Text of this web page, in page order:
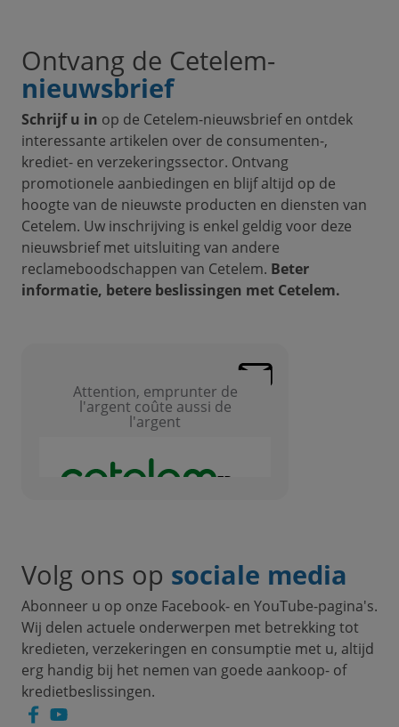
Ontvang de Cetelem-
nieuwsbrief
Schrijf u in op de Cetelem-nieuwsbrief en ontdek
interessante artikelen over de consumenten-,
krediet- en verzekeringssector. Ontvang
promotionele aanbiedingen en blijf altijd op de
hoogte van de nieuwste producten en diensten van
Cetelem. Uw inschrijving is enkel geldig voor deze
nieuwsbrief met uitsluiting van andere
reclameboodschappen van Cetelem. Beter
informatie, betere beslissingen met Cetelem.
Volg ons op sociale media
Abonneer u op onze Facebook- en YouTube-pagina's.
Wij delen actuele onderwerpen met betrekking tot
kredieten, verzekeringen en consumptie met u, altijd
erg handig bij het nemen van goede aankoop- of
kredietbeslissingen.
Facebook
YouTube